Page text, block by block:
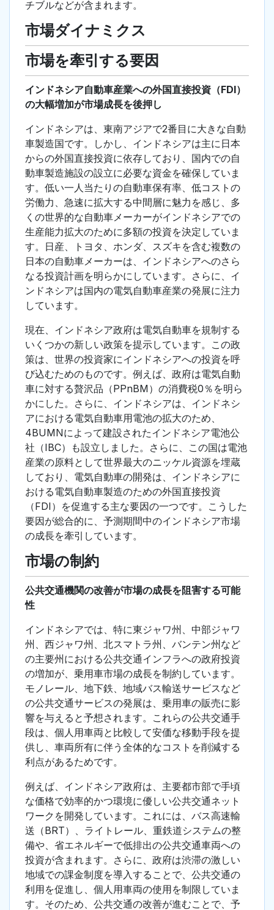
チブルなどが含まれます。
市場ダイナミクス
市場を牽引する要因
インドネシア自動車産業への外国直接投資（FDI）
の大幅増加が市場成長を後押し
インドネシアは、東南アジアで2番目に大きな自動
車製造国です。しかし、インドネシアは主に日本
からの外国直接投資に依存しており、国内での自
動車製造施設の設立に必要な資金を確保していま
す。低い一人当たりの自動車保有率、低コストの
労働力、急速に拡大する中間層に魅力を感じ、多
くの世界的な自動車メーカーがインドネシアでの
生産能力拡大のために多額の投資を決定していま
す。日産、トヨタ、ホンダ、スズキを含む複数の
日本の自動車メーカーは、インドネシアへのさら
なる投資計画を明らかにしています。さらに、イ
ンドネシアは国内の電気自動車産業の発展に注力
しています。
現在、インドネシア政府は電気自動車を規制する
いくつかの新しい政策を提示しています。この政
策は、世界の投資家にインドネシアへの投資を呼
び込むためのものです。例えば、政府は電気自動
車に対する贅沢品（PPnBM）の消費税0％を明ら
かにした。さらに、インドネシアは、インドネシ
アにおける電気自動車用電池の拡大のため、
4BUMNによって建設されたインドネシア電池公
社（IBC）も設立しました。さらに、この国は電池
産業の原料として世界最大のニッケル資源を埋蔵
しており、電気自動車の開発は、インドネシアに
おける電気自動車製造のための外国直接投資
（FDI）を促進する主な要因の一つです。こうした
要因が総合的に、予測期間中のインドネシア市場
の成長を牽引しています。
市場の制約
公共交通機関の改善が市場の成長を阻害する可能
性
インドネシアでは、特に東ジャワ州、中部ジャワ
州、西ジャワ州、北スマトラ州、バンテン州など
の主要州における公共交通インフラへの政府投資
の増加が、乗用車市場の成長を制約しています。
モノレール、地下鉄、地域バス輸送サービスなど
の公共交通サービスの発展は、乗用車の販売に影
響を与えると予想されます。これらの公共交通手
段は、個人用車両と比較して安価な移動手段を提
供し、車両所有に伴う全体的なコストを削減する
利点があるためです。
例えば、インドネシア政府は、主要都市部で手頃
な価格で効率的かつ環境に優しい公共交通ネット
ワークを開発しています。これには、バス高速輸
送（BRT）、ライトレール、重鉄道システムの整
備や、省エネルギーで低排出の公共交通車両への
投資が含まれます。さらに、政府は渋滞の激しい
地域での課金制度を導入することで、公共交通の
利用を促進し、個人用車両の使用を制限していま
す。そのため、公共交通の改善が進むことで、予